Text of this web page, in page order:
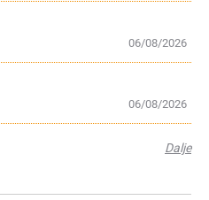
06/08/2026
06/08/2026
Dalje